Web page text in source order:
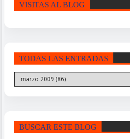
VISITAS AL BLOG
TODAS LAS ENTRADAS
BUSCAR ESTE BLOG